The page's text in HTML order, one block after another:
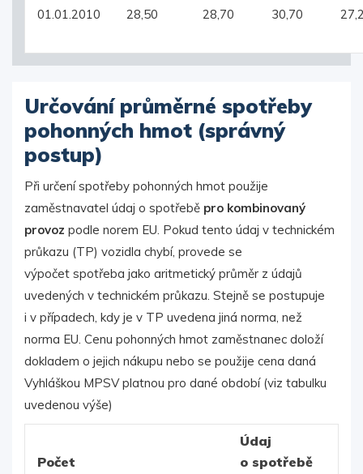
01.01.2010 28,50 28,70 30,70
Určování průměrné spotřeby
pohonných hmot (správný
postup)
Při určení spotřeby pohonných hmot použije
zaměstnavatel údaj o spotřebě pro kombinovaný
provoz podle norem EU. Pokud tento údaj v technickém
průkazu (TP) vozidla chybí, provede se
výpočet spotřeba jako aritmetický průměr z údajů
uvedených v technickém průkazu. Stejně se postupuje
i v případech, kdy je v TP uvedena jiná norma, než
norma EU. Cenu pohonných hmot zaměstnanec doloží
dokladem o jejich nákupu nebo se použije cena daná
Vyhláškou MPSV platnou pro dané období (viz tabulku
uvedenou výše)
Počet
Údaj
o spotřebě